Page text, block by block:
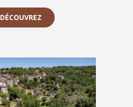
DÉCOUVREZ